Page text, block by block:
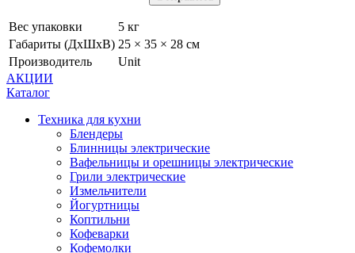
Вес упаковки
5 кг
Габариты (ДхШхВ) 25 × 35 × 28 см
Производитель
Unit
АКЦИИ
Каталог
Техника для кухни
Блендеры
Блинницы электрические
Вафельницы и орешницы электрические
Грили электрические
Измельчители
Йогуртницы
Коптильни
Кофеварки
Кофемолки